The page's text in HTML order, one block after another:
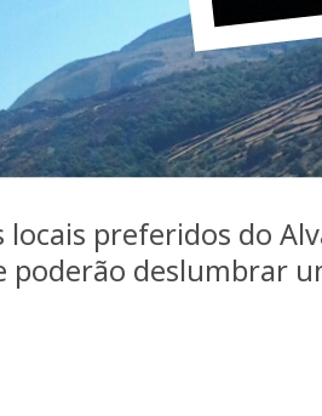
locais preferidos do
poderão deslumbrar